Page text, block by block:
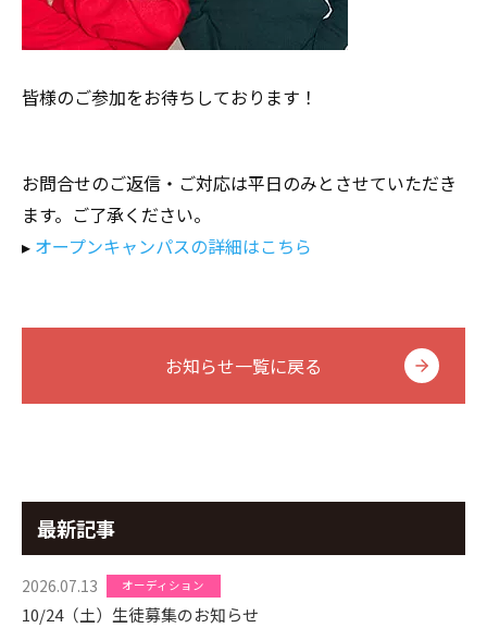
皆様のご参加をお待ちしております！
お問合せのご返信・ご対応は平日のみとさせていただき
ます。ご了承ください。
▸ オープンキャンパスの詳細はこちら
お知らせ一覧に戻る
最新記事
2026.07.13 オーディション
10/24（土）生徒募集のお知らせ